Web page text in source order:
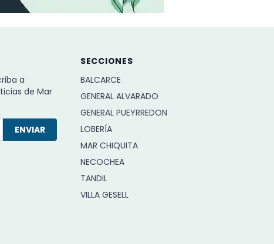
a
de Mar
ENVIAR
SECCIONES
BALCARCE
GENERAL ALVARADO
GENERAL PUEYRREDON
LOBERÍA
MAR CHIQUITA
NECOCHEA
TANDIL
VILLA GESELL